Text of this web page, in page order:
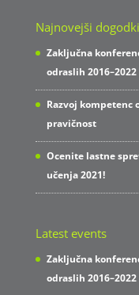
Najnovejši dogodki
Zaključna
odraslih 2016–2022
Razvoj kompetenc
pravičnost
Ocenite lastne
učenja 2021!
Latest events
Zaključna
odraslih 2016–2022